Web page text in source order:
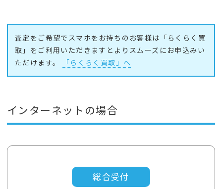
査定をご希望でスマホをお持ちのお客様は「らくらく買
取」をご利用いただきますとよりスムーズにお申込みい
ただけます。
「らくらく買取」へ
インターネットの場合
総合受付